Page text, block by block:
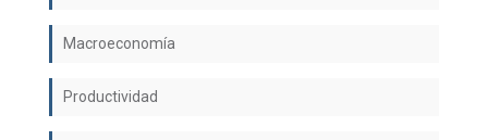
Macroeconomía
Productividad